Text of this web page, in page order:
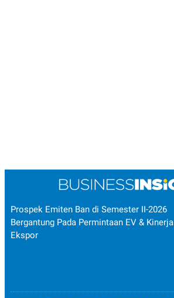
Prospek Emiten Ban di Semester II-2026
Bergantung Pada Permintaan EV & Kinerja
Ekspor